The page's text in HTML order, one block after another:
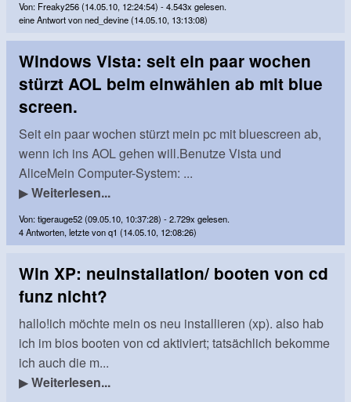
Von: Freaky256 (14.05.10, 12:24:54) - 4.543x gelesen.
eine Antwort von ned_devine (14.05.10, 13:13:08)
Windows Vista: seit ein paar wochen
stürzt AOL beim einwählen ab mit blue
screen.
Seit ein paar wochen stürzt mein pc mit bluescreen ab,
wenn ich ins AOL gehen will.Benutze Vista und
AliceMein Computer-System: ...
▶Weiterlesen...
Von: tigerauge52 (09.05.10, 10:37:28) - 2.729x gelesen.
4 Antworten, letzte von q1 (14.05.10, 12:08:26)
Win XP: neuinstallation/ booten von cd
funz nicht?
hallo!ich möchte mein os neu installieren (xp). also hab
ich im bios booten von cd aktiviert; tatsächlich bekomme
ich auch die m...
▶Weiterlesen...